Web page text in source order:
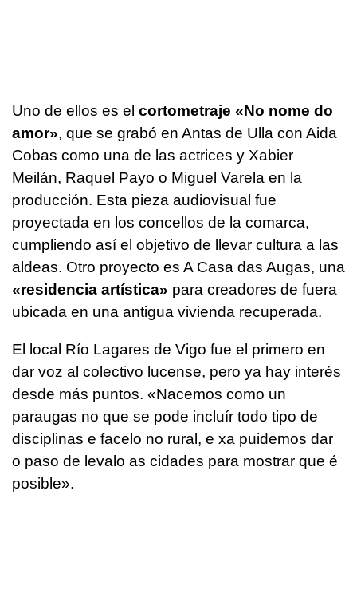
Uno de ellos es el cortometraje «No nome do
amor», que se grabó en Antas de Ulla con Aida
Cobas como una de las actrices y Xabier
Meilán, Raquel Payo o Miguel Varela en la
producción. Esta pieza audiovisual fue
proyectada en los concellos de la comarca,
cumpliendo así el objetivo de llevar cultura a las
aldeas. Otro proyecto es A Casa das Augas, una
«residencia artística» para creadores de fuera
ubicada en una antigua vivienda recuperada.
El local Río Lagares de Vigo fue el primero en
dar voz al colectivo lucense, pero ya hay interés
desde más puntos. «Nacemos como un
paraugas no que se pode incluír todo tipo de
disciplinas e facelo no rural, e xa puidemos dar
o paso de levalo as cidades para mostrar que é
posible».